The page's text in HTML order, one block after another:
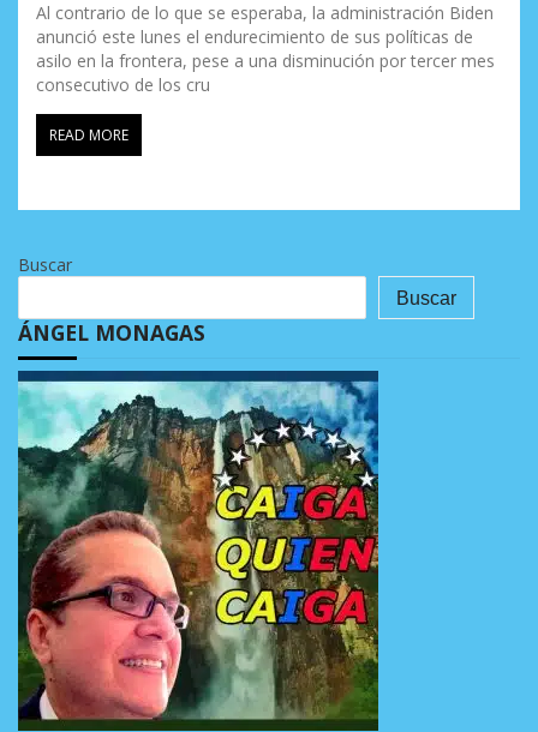
Al contrario de lo que se esperaba, la administración Biden
anunció este lunes el endurecimiento de sus políticas de
asilo en la frontera, pese a una disminución por tercer mes
consecutivo de los cru
READ MORE
Buscar
Buscar
ÁNGEL MONAGAS